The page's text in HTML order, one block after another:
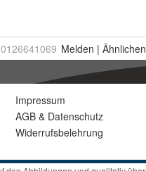
0126641069 Melden | Ähnlichen
Impressum
AGB & Datenschutz
Widerrufsbelehrung